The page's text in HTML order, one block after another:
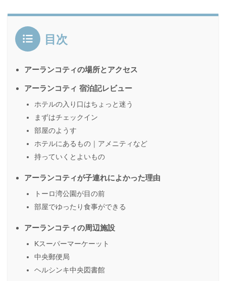
目次
アーランコティの場所とアクセス
アーランコティ 宿泊記レビュー
ホテルの入り口はちょっと迷う
まずはチェックイン
部屋のようす
ホテルにあるもの｜アメニティなど
持っていくとよいもの
アーランコティが子連れによかった理由
トーロ湾公園が目の前
部屋でゆったり食事ができる
アーランコティの周辺施設
Kスーパーマーケーット
中央郵便局
ヘルシンキ中央図書館